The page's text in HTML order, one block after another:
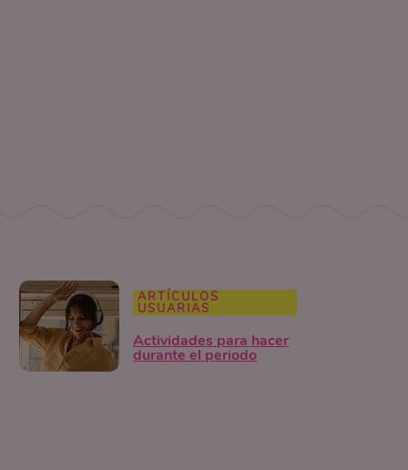
ARTÍCULOS
USUARIAS
Actividades para hacer
durante el periodo